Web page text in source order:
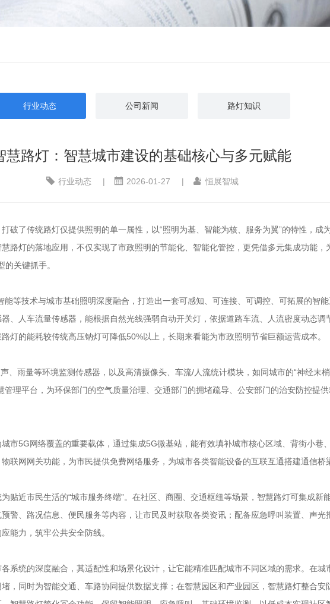
行业动态 公司新闻 路灯知识
慧路灯：智慧城市建设的基础核心与多元赋能
行业动态 | 2026-01-27 | 恒展智城
破了传统路灯仅提供照明的单一属性，以“照明为基、智能为核、服务为翼”的特性，成
路灯的落地应用，不仅实现了市政照明的节能化、智能化管控，更凭借多元集成功能
的关键抓手。
等技术与城市基础照明深度融合，打造出一套可感知、可连接、可调控、可拓展的智
、人车流量传感器，能根据自然光线强弱自动开关灯，依据道路车流、人流密度动态调
灯的能耗较传统高压钠灯可降低50%以上，长期来看能为市政照明节省巨额运营成本。
、雨量等环境监测传感器，以及高清摄像头、车流/人流统计模块，如同城市的“神经末
理平台，为环保部门的空气质量治理、交通部门的拥堵疏导、公安部门的治安防控提
市5G网络覆盖的重要载体，通过集成5G微基站，能有效填补城市核心区域、背街小巷
联网网关功能，为市民提供免费网络服务，为城市各类智能设备的互联互通搭建通信桥
贴近市民生活的“城市服务终端”。在社区、商圈、交通枢纽等场景，智慧路灯可集成
警、路况信息、便民服务等内容，让市民及时获取各类资讯；配备应急呼叫装置、声
能力，筑牢公共安全防线。
系统的深度融合，其适配性和场景化设计，让它能精准匹配城市不同区域的需求。在城
，同时为智能交通、车路协同提供数据支撑；在智慧园区和产业园区，智慧路灯整合